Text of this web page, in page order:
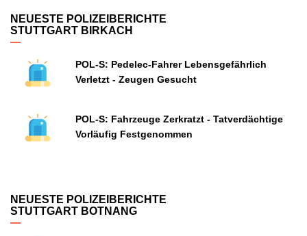
NEUESTE POLIZEIBERICHTE
STUTTGART BIRKACH
POL-S: Pedelec-Fahrer Lebensgefährlich
Verletzt - Zeugen Gesucht
POL-S: Fahrzeuge Zerkratzt - Tatverdächtige
Vorläufig Festgenommen
NEUESTE POLIZEIBERICHTE
STUTTGART BOTNANG